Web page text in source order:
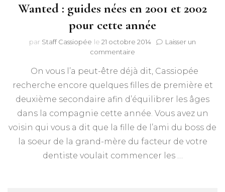
Wanted : guides nées en 2001 et 2002
pour cette année
par Staff Cassiopée le 21 octobre 2014
Laisser un
commentaire
:
guides
en
2001
et
2002
pour
cette
On vous l’a peut-être déjà dit, Cassiopée
recherche encore quelques filles de première et
deuxième secondaire afin d’équilibrer les âges
dans la compagnie cette année. Vous avez un
voisin qui vous a dit que la fille de l’ami du boss de
la soeur de la grand-mère du facteur de votre
dentiste voulait commencer les …